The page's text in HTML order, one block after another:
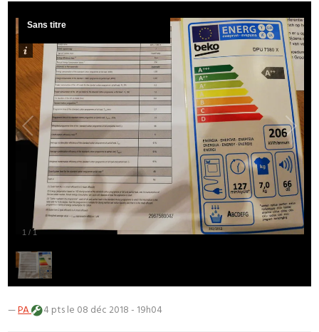
1 / 1
Sans titre
—PA 4 ptsle 08 déc 2018 - 19h04